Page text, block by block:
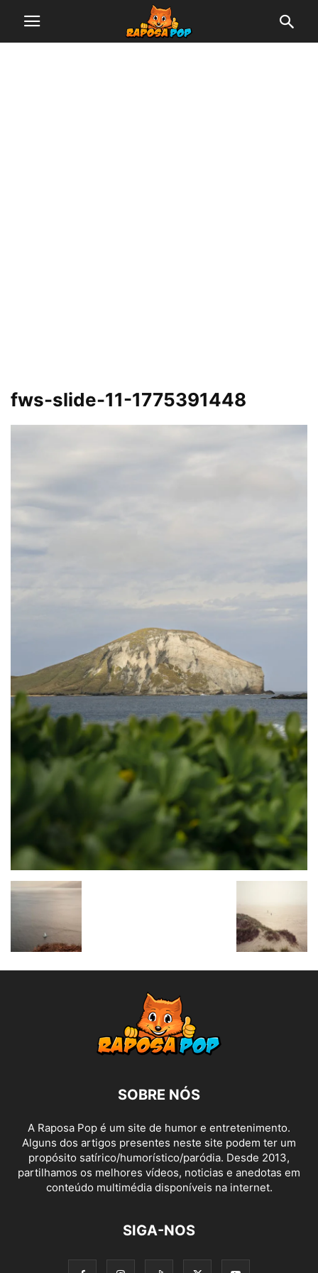
fws-slide-11-1775391448
SOBRE NÓS
A Raposa Pop é um site de humor e entretenimento.
Alguns dos artigos presentes neste site podem ter um
propósito satírico/humorístico/paródia. Desde 2013,
partilhamos os melhores vídeos, noticias e anedotas em
conteúdo multimédia disponíveis na internet.
SIGA-NOS